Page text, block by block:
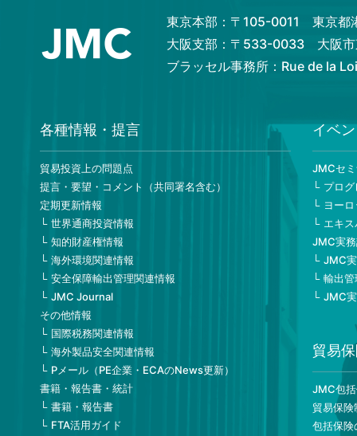
東京本部：〒105-0011 東京都
大阪支部：〒533-0033 大阪市
ブラッセル事務所：Rue de la
各種情報・提言
貿易投資上の問題点
提言・要望・コメント（共同署名含む）
定期更新情報
世界通商投資情報
知的財産権情報
海外環境関連情報
安全保障輸出管理関連情報
JMC Journal
その他情報
国際税務関連情報
海外製品安全関連情報
Pメール（PE企業・ECAのNews更新）
書籍・報告書・統計
書籍・報告書
FTA活用ガイド
イベ
JMCセ
プロ
ヨー
エキ
JMC実
JMC
輸出
JMC
貿易
JMC包
貿易保険
包括保険